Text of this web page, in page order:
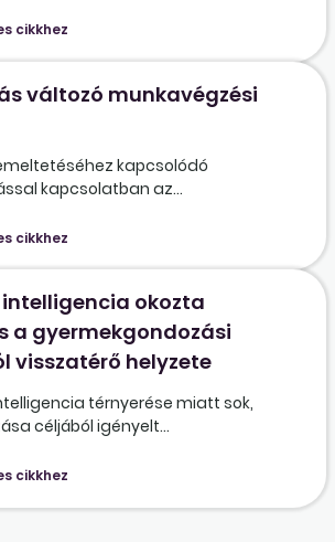
cikkhez
változó munkavégzési
kapcsolódó
kapcsolatban az...
cikkhez
intelligencia okozta
a gyermekgondozási
visszatérő helyzete
térnyerése miatt sok,
céljából igényelt...
cikkhez